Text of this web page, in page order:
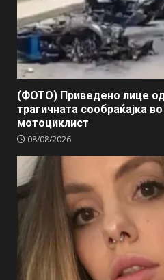
(ФОТО) Приведено лице
трагичната сообраќајка во
мотоциклист
08/08/2026